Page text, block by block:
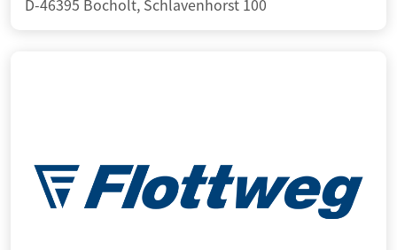
D-46395 Bocholt, Schlavenhorst 100